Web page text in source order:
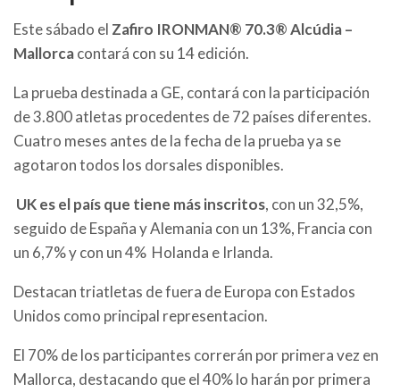
Este sábado el Zafiro IRONMAN® 70.3® Alcúdia –
Mallorcacontará con su 14 edición.
La prueba destinada a GE, contará con la participación
de 3.800 atletas procedentes de 72 países diferentes.
Cuatro meses antes de la fecha de la prueba ya se
agotaron todos los dorsales disponibles.
UKes el país que tiene más inscritos, con un 32,5%,
seguido de España y Alemania con un 13%, Francia con
un 6,7% y con un 4% Holanda e Irlanda.
Destacan triatletas de fuera de Europa con Estados
Unidos como principal representacion.
El 70% de los participantes correrán por primera vez en
Mallorca, destacando que el 40% lo harán por primera